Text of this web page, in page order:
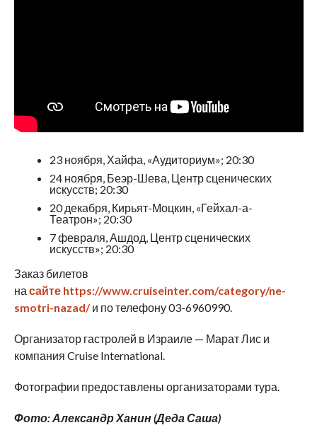
23 ноября, Хайфа, «Аудиториум»; 20:30
24 ноября, Беэр-Шева, Центр сценических
искусств; 20:30
20 декабря, Кирьят-Моцкин, «Гейхал-а-
Театрон»; 20:30
7 февраля, Ашдод, Центр сценических
искусств»; 20:30
Заказ билетов
на сайте https://www.cruiseinter.com/category/ne-
smotri-nazad/и по телефону 03-6960990.
Организатор гастролей в Израиле — Марат Лис и
компания Cruise International.
Фотографии предоставлены организаторами тура.
Фото: Александр Ханин (Деда Саша)